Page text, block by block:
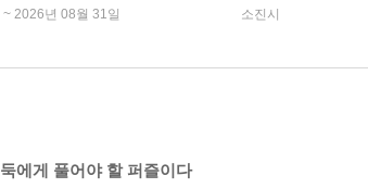
2026년 08월 31일 소진시
에게 풀어야 할 퍼즐이다